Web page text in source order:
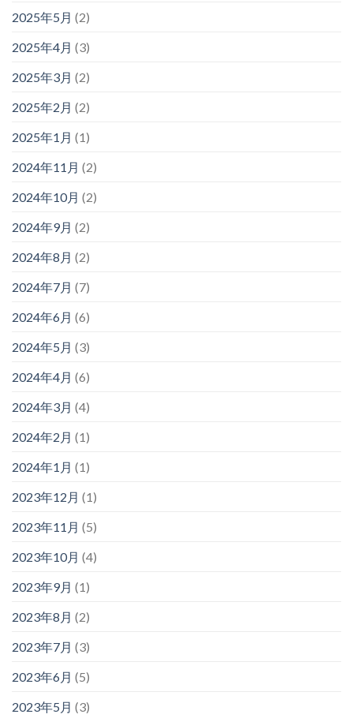
2025年5月 (2)
2025年4月 (3)
2025年3月 (2)
2025年2月 (2)
2025年1月 (1)
2024年11月 (2)
2024年10月 (2)
2024年9月 (2)
2024年8月 (2)
2024年7月 (7)
2024年6月 (6)
2024年5月 (3)
2024年4月 (6)
2024年3月 (4)
2024年2月 (1)
2024年1月 (1)
2023年12月 (1)
2023年11月 (5)
2023年10月 (4)
2023年9月 (1)
2023年8月 (2)
2023年7月 (3)
2023年6月 (5)
2023年5月 (3)